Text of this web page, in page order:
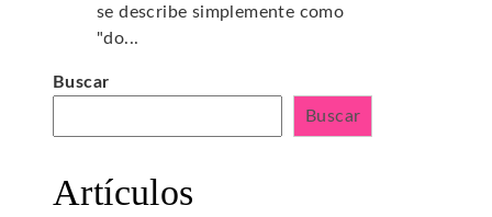
se describe simplemente como
"do...
Buscar
Buscar
Artículos